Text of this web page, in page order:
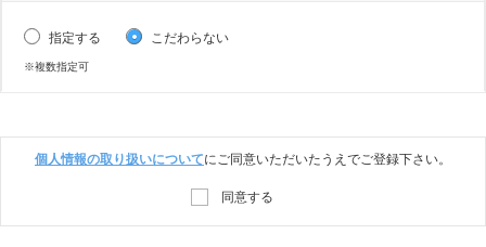
指定する こだわらない
※複数指定可
個人情報の取り扱いについてにご同意いただいたうえでご登録下さい。
同意する